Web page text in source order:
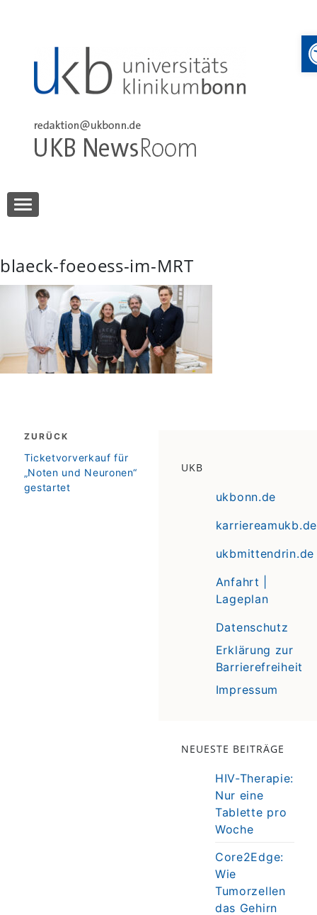
UKB NewsRoom
blaeck-foeoess-im-MRT
Beitragsnavigation
ZURÜCK
zurück
Ticketvorverkauf für
„Noten und Neuronen“
gestartet
UKB
ukbonn.de
karriereamukb.de
ukbmittendrin.de
Anfahrt |
Lageplan
Datenschutz
Erklärung zur
Barrierefreiheit
Impressum
NEUESTE BEITRÄGE
HIV-Therapie:
Nur eine
Tablette pro
Woche
Core2Edge:
Wie
Tumorzellen
das Gehirn